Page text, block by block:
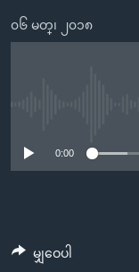
ကျော်
ကြည့်
အမေရိကန်သုံးအီဒီယံ
အပတ်စဉ်ကဏ္ဍများ
၀၆ မတ္၊ ၂၀၁၈
0:00
မျှဝေပါ